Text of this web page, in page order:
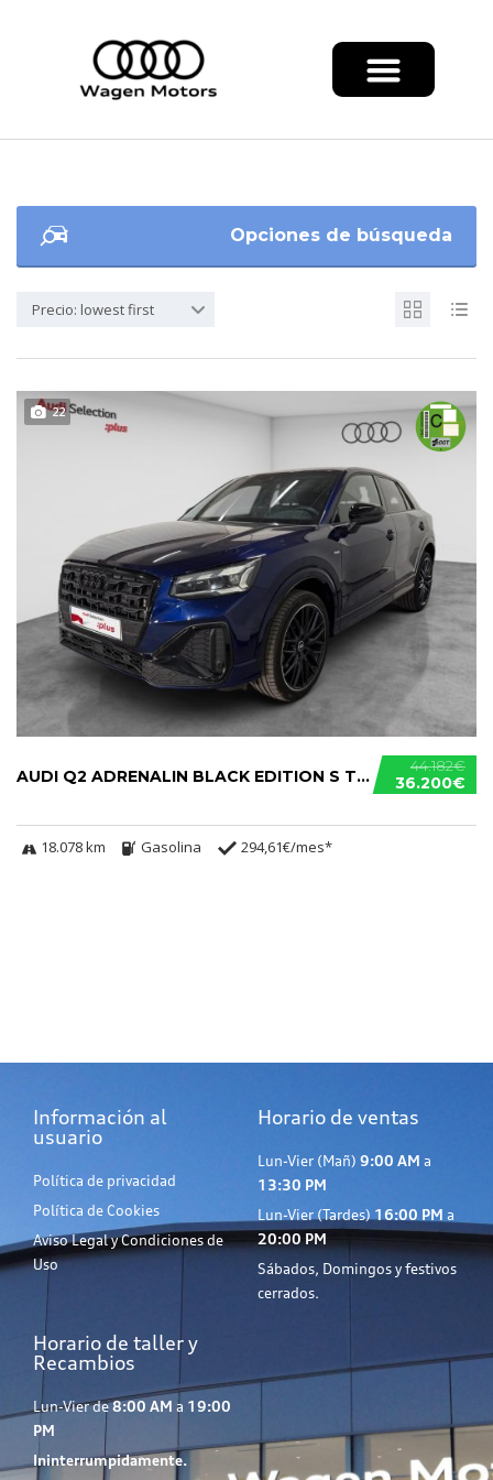
Opciones de búsqueda
Precio: lowest first
22
44.182€
36.200€
AUDI Q2 ADRENALIN BLACK EDITION S TRONIC 35 TFSI
18.078 km Gasolina 294,61€/mes*
Información al
usuario
Política de privacidad
Política de Cookies
Aviso Legal y Condiciones de
Uso
Horario de ventas
Lun-Vier (Mañ) 9:00 AM a
13:30 PM
Lun-Vier (Tardes) 16:00 PM a
20:00 PM
Sábados, Domingos y festivos
cerrados.
Horario de taller y
Recambios
Lun-Vier de8:00 AM a 19:00
PM
Ininterrumpidamente.